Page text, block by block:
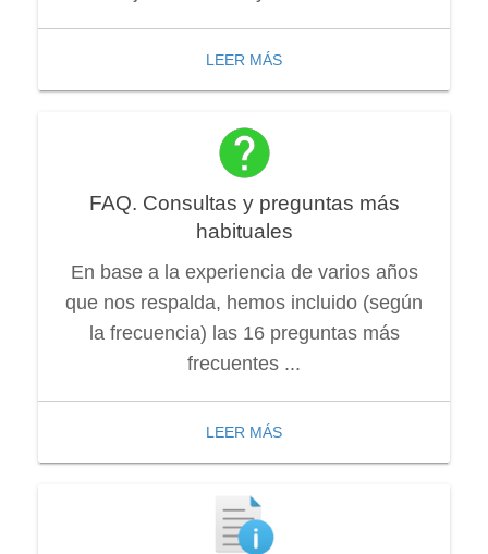
LEER MÁS
FAQ. Consultas y preguntas más
habituales
En base a la experiencia de varios años
que nos respalda, hemos incluido (según
la frecuencia) las 16 preguntas más
frecuentes ...
LEER MÁS